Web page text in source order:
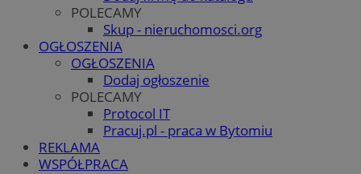
POLECAMY
Skup - nieruchomosci.org
OGŁOSZENIA
OGŁOSZENIA
Dodaj ogłoszenie
POLECAMY
Protocol IT
Pracuj.pl - praca w Bytomiu
REKLAMA
WSPÓŁPRACA